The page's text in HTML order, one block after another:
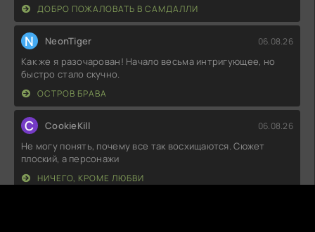
ДОБРО ПОЖАЛОВАТЬ В САМДАЛЛИ
N NeonTiger 06.08.26
Как же я разочарован! Начало весьма интригующее, но
быстро стало скучно.
ОСТРОВ БРАВА
C CookieKill 06.08.26
Не могу понять, почему все так восхищаются. Сюжет
плоский, а персонажи
НИЧЕГО, КРОМЕ ЛЮБВИ